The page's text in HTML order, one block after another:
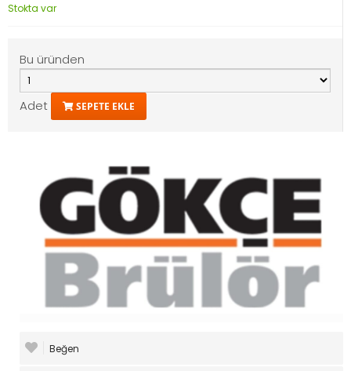
Stokta var
Bu üründen
Adet SEPETE EKLE
Beğen